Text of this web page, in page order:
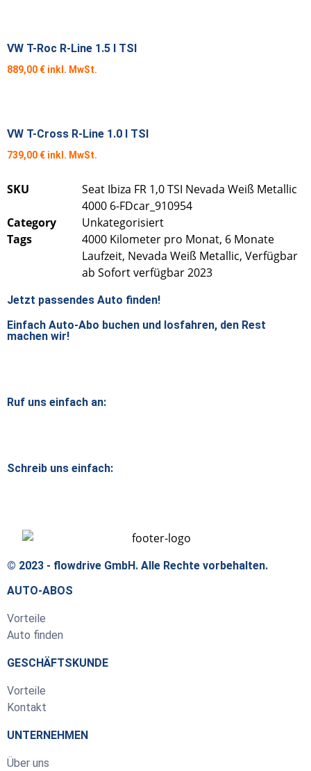
VW T-Roc R-Line 1.5 l TSI
889,00 €
VW T-Cross R-Line 1.0 l TSI
739,00 €
SKU
Seat Ibiza FR 1,0 TSI Nevada Weiß Metallic
4000 6-FDcar_910954
Category
Unkategorisiert
Tags
4000 Kilometer pro Monat, 6 Monate
Laufzeit, Nevada Weiß Metallic, Verfügbar
ab Sofort verfügbar 2023
Jetzt passendes Auto finden!
Einfach Auto-Abo buchen und losfahren, den Rest
machen wir!
Ruf uns einfach an:
Schreib uns einfach:
© 2023 - flowdrive GmbH. Alle Rechte vorbehalten.
AUTO-ABOS
Vorteile
Auto finden
GESCHÄFTSKUNDE
Vorteile
Kontakt
UNTERNEHMEN
Über uns